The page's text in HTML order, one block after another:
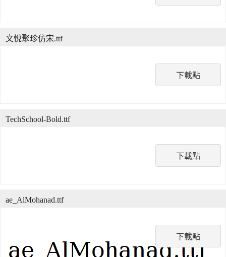
下載點
文悅聚珍仿宋.ttf
下載點
TechSchool-Bold.ttf
下載點
ae_AlMohanad.ttf